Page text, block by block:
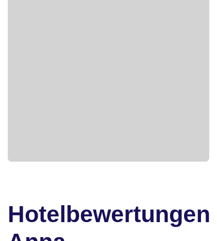
Hotelbewertungen